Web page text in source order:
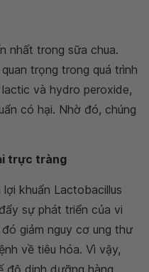
nhất trong sữa chua.
trọng trong quá trình
và hydro peroxide,
có hại. Nhờ đó, chúng
trực tràng
lợi khuẩn Lactobacillus
sự phát triển của vi
giảm nguy cơ ung thư
về tiêu hóa. Vì vậy,
độ dinh dưỡng hàng